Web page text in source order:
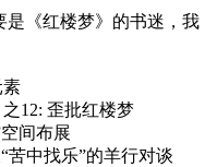
是《红楼梦》的书迷，我
素
12: 歪批红楼梦
间布展
苦中找乐”的羊行对谈